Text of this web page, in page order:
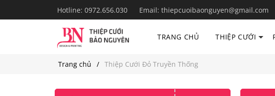
Hotline: 0972.656.030 Email: thiepcuoibaonguyen@gmail.com
TRANG CHỦ THIỆP CƯỚI
Trang chủ Thiệp Cưới Đỏ Truyền Thống